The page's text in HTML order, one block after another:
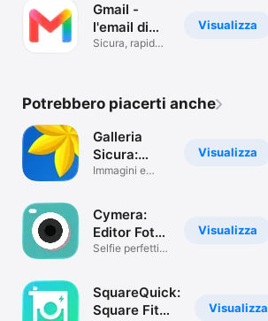
Visualizza
Gmail -
l'email di
Google
Sicura, rapida
Potrebbero piacerti anche
Visualizza
Galleria
Sicura:
Nascondi
Immagini e
Visualizza
Cymera:
Editor Foto
Beauty
Selfie perfetti
Visualizza
SquareQuick:
Square Fit